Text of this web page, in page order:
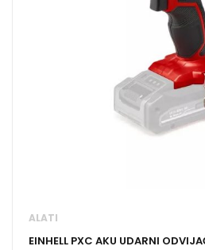
ALATI
EINHELL PXC AKU UDARNI